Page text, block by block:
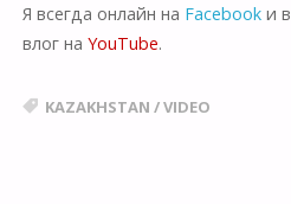
Я всегда онлайн на Facebookи в
влог на YouTube.
KAZAKHSTAN /VIDEO